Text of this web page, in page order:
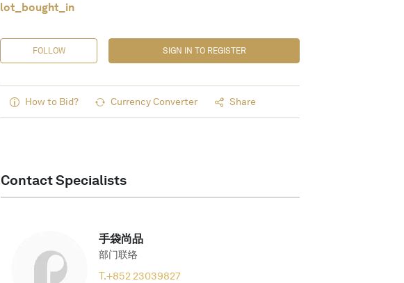
lot_bought_in
FOLLOW SIGN IN TO REGISTER
How to Bid? Currency Converter Share
Contact Specialists
手袋尚品
部门联络
T.+852 23039827